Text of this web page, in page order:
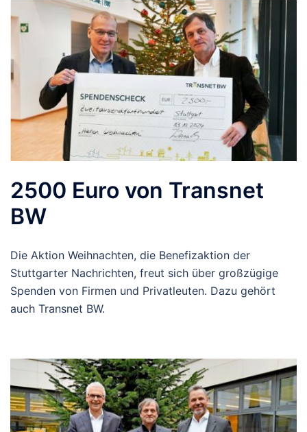
2500 Euro von Transnet
BW
Die Aktion Weihnachten, die Benefizaktion der
Stuttgarter Nachrichten, freut sich über großzügige
Spenden von Firmen und Privatleuten. Dazu gehört
auch Transnet BW.